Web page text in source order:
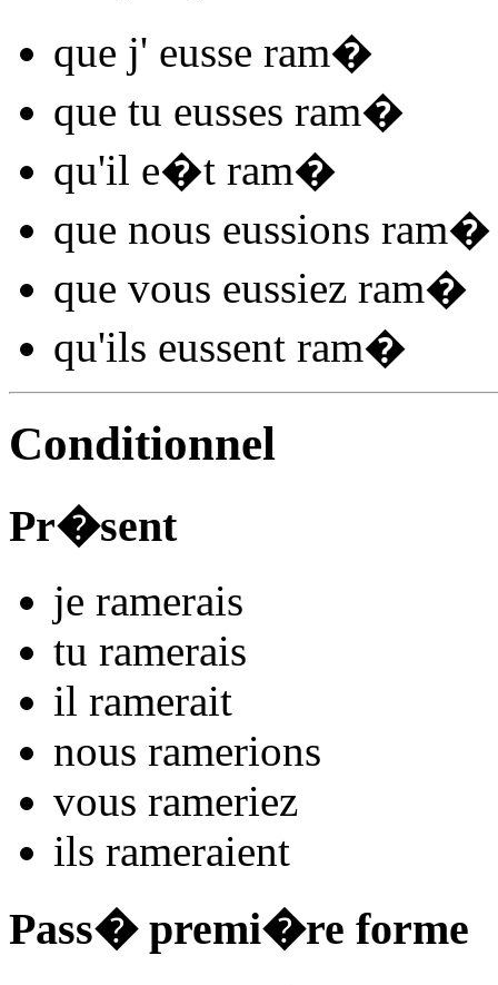
que j' eusse ram�
que tu eusses ram�
qu'il e�t ram�
que nous eussions ram�
que vous eussiez ram�
qu'ils eussent ram�
Conditionnel
Pr�sent
je ramerais
tu ramerais
il ramerait
nous ramerions
vous rameriez
ils rameraient
Pass� premi�re forme